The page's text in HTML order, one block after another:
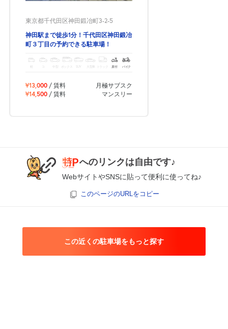
東京都千代田区神田鍛冶町3-2-5
神田駅まで徒歩1分！千代田区神田鍛冶
町３丁目の予約できる駐車場！
ボックス SUV トラック 原付 バイク
¥13,000 / 賃料
月極サブスク
¥14,500 / 賃料 マンスリー
へのリンクは自由です♪
WebサイトやSNSに貼って便利に使ってね♪
このページのURLをコピー
この近くの駐車場をもっと探す